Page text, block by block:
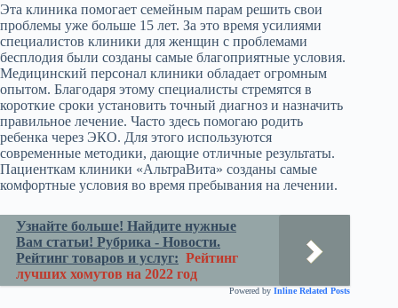
Эта клиника помогает семейным парам решить свои
проблемы уже больше 15 лет. За это время усилиями
специалистов клиники для женщин с проблемами
бесплодия были созданы самые благоприятные условия.
Медицинский персонал клиники обладает огромным
опытом. Благодаря этому специалисты стремятся в
короткие сроки установить точный диагноз и назначить
правильное лечение. Часто здесь помогаю родить
ребенка через ЭКО. Для этого используются
современные методики, дающие отличные результаты.
Пациенткам клиники «АльтраВита» созданы самые
комфортные условия во время пребывания на лечении.
Узнайте больше! Найдите нужные
Вам статьи! Рубрика - Новости.
Рейтинг товаров и услуг: Рейтинг
лучших хомутов на 2022 год
Powered by Inline Related Posts